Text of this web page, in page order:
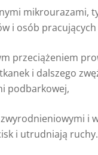
mikrourazami,
i osób pracujących
przeciążeniem
i dalszego
podbarkowej,
i
i utrudniają ruchy.